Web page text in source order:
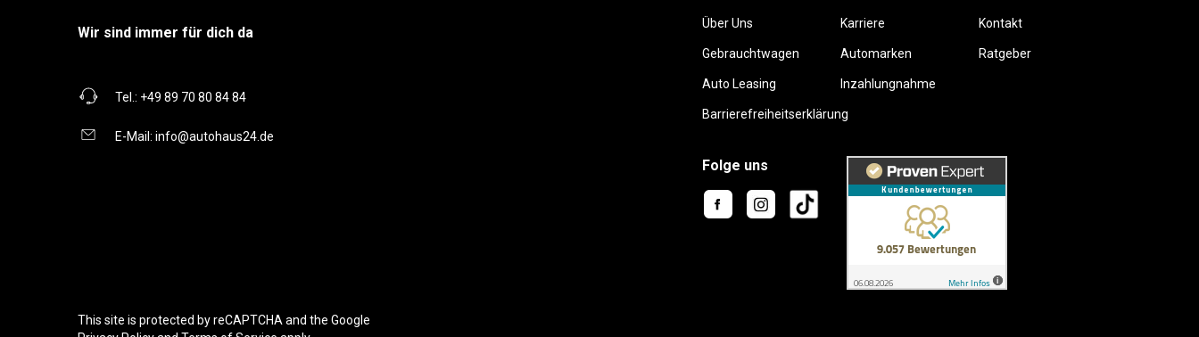
Wir sind immer für dich da
Tel.: +49 89 70 80 84 84
E-Mail: info@autohaus24.de
Über Uns Karriere Kontakt
Gebrauchtwagen Automarken Ratgeber
Auto Leasing Inzahlungnahme
Barrierefreiheitserklärung
Folge uns
This site is protected by reCAPTCHA and the Google